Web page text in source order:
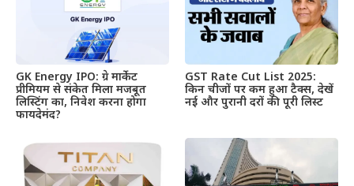
GK Energy IPO: ग्रे मार्केट
प्रीमियम से संकेत मिला मजबूत
लिस्टिंग का, निवेश करना होगा
फायदेमंद?
GST Rate Cut List 2025:
किन चीजों पर कम हुआ टैक्स, देखें
नई और पुरानी दरों की पूरी लिस्ट